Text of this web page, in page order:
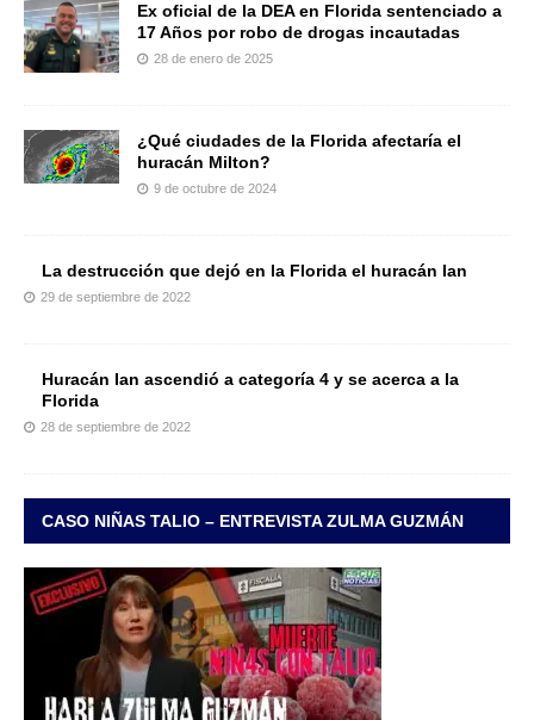
Ex oficial de la DEA en Florida sentenciado a
17 Años por robo de drogas incautadas
28 de enero de 2025
¿Qué ciudades de la Florida afectaría el
huracán Milton?
9 de octubre de 2024
La destrucción que dejó en la Florida el huracán Ian
29 de septiembre de 2022
Huracán Ian ascendió a categoría 4 y se acerca a la
Florida
28 de septiembre de 2022
CASO NIÑAS TALIO – ENTREVISTA ZULMA GUZMÁN